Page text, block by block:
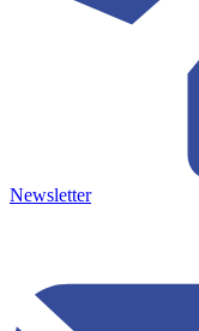
Newsletter